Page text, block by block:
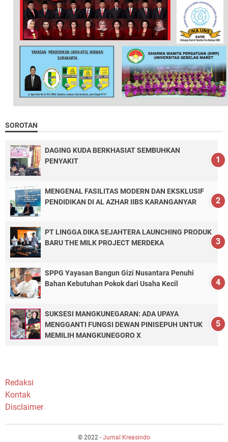
SOROTAN
DAGING KUDA BERKHASIAT SEMBUHKAN
PENYAKIT
MENGENAL FASILITAS MODERN DAN EKSKLUSIF
PENDIDIKAN DI AL AZHAR IIBS KARANGANYAR
PT LINGGA DIKA SEJAHTERA LAUNCHING PRODUK
BARU THE MILK PROJECT MERDEKA
SPPG Yayasan Bangun Gizi Nusantara Penuhi
Bahan Kebutuhan Pokok dari Usaha Kecil
SUKSESI MANGKUNEGARAN: ADA UPAYA
MENGGANTI FUNGSI DEWAN PINISEPUH UNTUK
MEMILIH MANGKUNEGORO X
Redaksi
Kontak
Disclaimer
© 2022 - Jurnal Kreasindo